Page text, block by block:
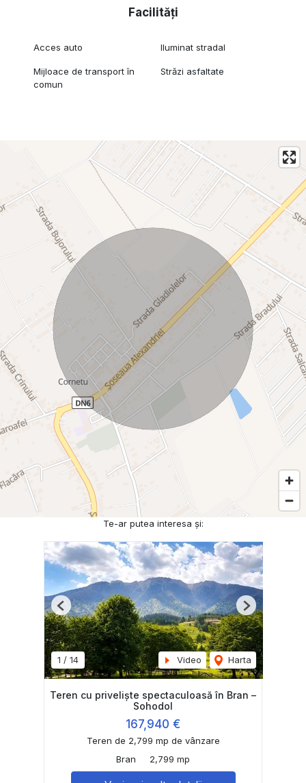
Facilități
Acces auto Iluminat stradal
Mijloace de transport în
comun
Străzi asfaltate
Te-ar putea interesa și:
1 / 14 Video Harta
Previous Next
Teren cu priveliște spectaculoasă în Bran –
Sohodol
167,940 €
Teren de 2,799 mp de vânzare
Bran
2,799 mp